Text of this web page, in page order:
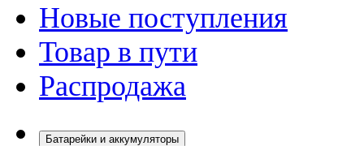
Новые поступления
Товар в пути
Распродажа
Батарейки и аккумуляторы